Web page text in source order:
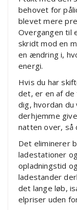
behovet for
blevet mere
Overgangen til
skridt mod en
en ændring i,
energi.
Hvis du har
det, er en af
dig, hvordan du
derhjemme
natten over, så
Det eliminerer
ladestationer
opladningstid
ladestander
det lange løb,
elpriser uden